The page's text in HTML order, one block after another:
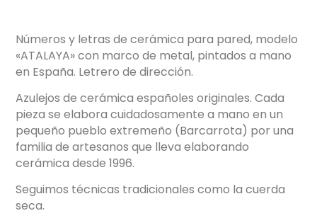
Números y letras de cerámica para pared, modelo
«ATALAYA» con marco de metal, pintados a mano
en España. Letrero de dirección.
Azulejos de cerámica españoles originales. Cada
pieza se elabora cuidadosamente a mano en un
pequeño pueblo extremeño (Barcarrota) por una
familia de artesanos que lleva elaborando
cerámica desde 1996.
Seguimos técnicas tradicionales como la cuerda
seca.